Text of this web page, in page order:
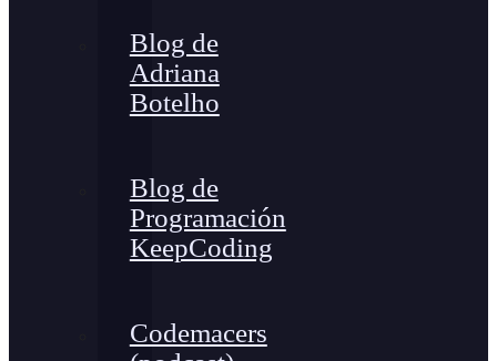
Blog de
Adriana
Botelho
Blog de
Programación
KeepCoding
Codemacers